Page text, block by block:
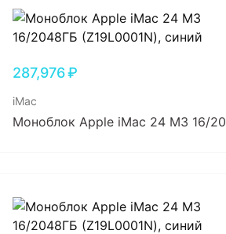
287,976₽
iMac
Моноблок Apple iMac 24 M3 16/